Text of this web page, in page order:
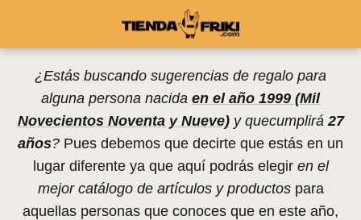
¿Estás buscando sugerencias de regalo para
alguna persona nacida en el año 1999 (Mil
Novecientos Noventa y Nueve)y quecumplirá27
años? Pues debemos que decirte que estás en un
lugar diferente ya que aquí podrás elegir en el
mejor catálogo de artículos y productospara
aquellas personas que conoces que en este año,